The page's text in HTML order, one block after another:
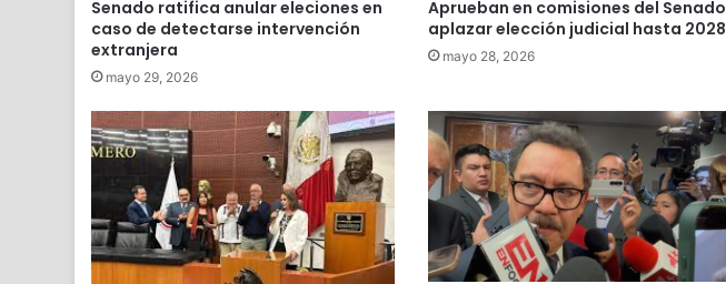
Senado ratifica anular eleciones en
caso de detectarse intervención
extranjera
mayo 29, 2026
Aprueban en comisiones del Senado
aplazar elección judicial hasta 2028
mayo 28, 2026